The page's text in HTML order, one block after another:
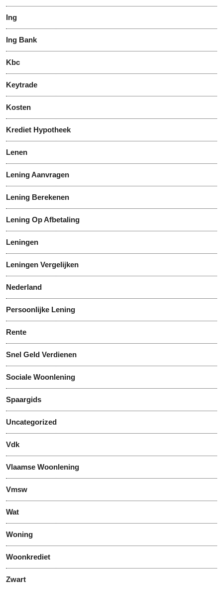
Ing
Ing Bank
Kbc
Keytrade
Kosten
Krediet Hypotheek
Lenen
Lening Aanvragen
Lening Berekenen
Lening Op Afbetaling
Leningen
Leningen Vergelijken
Nederland
Persoonlijke Lening
Rente
Snel Geld Verdienen
Sociale Woonlening
Spaargids
Uncategorized
Vdk
Vlaamse Woonlening
Vmsw
Wat
Woning
Woonkrediet
Zwart